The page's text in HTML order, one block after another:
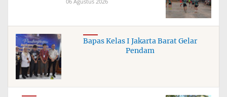
Bapas Kelas I Jakarta Barat Gelar
Pendam